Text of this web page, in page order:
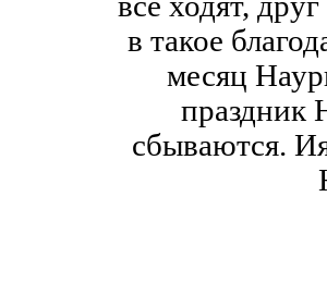
в такое
месяц
праздник
сбываются.